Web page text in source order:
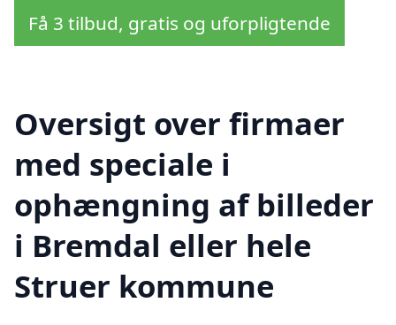
Få 3 tilbud, gratis og uforpligtende
Oversigt over firmaer
med speciale i
ophængning af billeder
i Bremdal eller hele
Struer kommune